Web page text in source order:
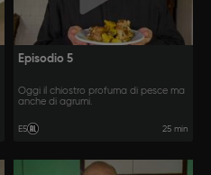
Episodio 5
Oggi il chiostro profuma di pesce ma
anche di agrumi.
E5 25 min